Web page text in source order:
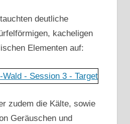
tauchten deutliche
kacheligen
Elementen auf:
zudem die Kälte, sowie
Geräuschen und